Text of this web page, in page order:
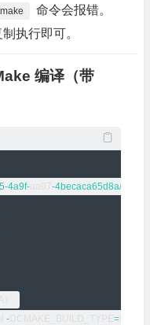
make
命令会报错。
执行即可。
编译（带
-4a9f-aa07 -4becaca65d8a/
-DCMAKE_BUILD_TYPE =